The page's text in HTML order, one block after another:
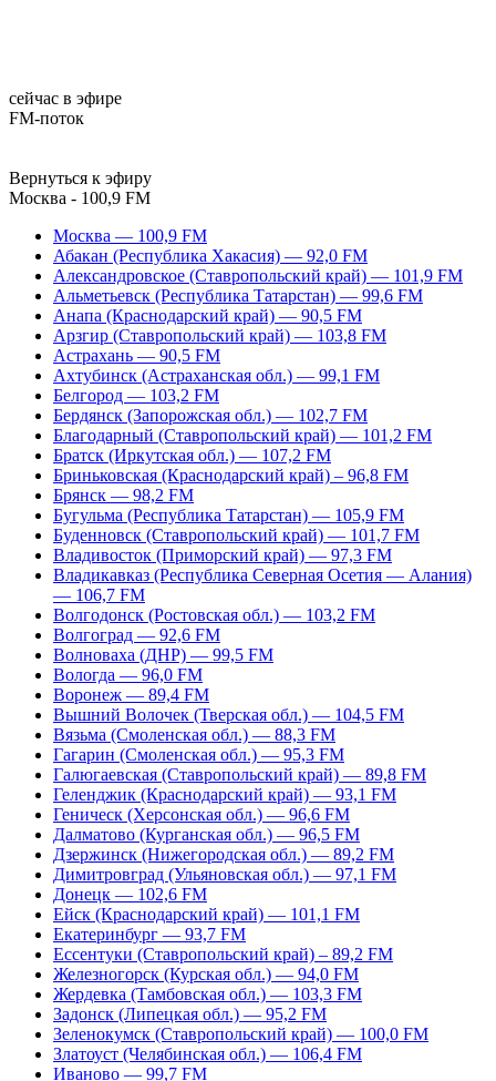
сейчас в эфире
FM-поток
Вернуться к эфиру
Москва - 100,9 FM
Москва — 100,9 FM
Абакан (Республика Хакасия) — 92,0 FM
Александровское (Ставропольский край) — 101,9 FM
Альметьевск (Республика Татарстан) — 99,6 FM
Анапа (Краснодарский край) — 90,5 FM
Арзгир (Ставропольский край) — 103,8 FM
Астрахань — 90,5 FM
Ахтубинск (Астраханская обл.) — 99,1 FM
Белгород — 103,2 FM
Бердянск (Запорожская обл.) — 102,7 FM
Благодарный (Ставропольский край) — 101,2 FM
Братск (Иркутская обл.) — 107,2 FM
Бриньковская (Краснодарский край) – 96,8 FM
Брянск — 98,2 FM
Бугульма (Республика Татарстан) — 105,9 FM
Буденновск (Ставропольский край) — 101,7 FM
Владивосток (Приморский край) — 97,3 FM
Владикавказ (Республика Северная Осетия — Алания)
— 106,7 FM
Волгодонск (Ростовская обл.) — 103,2 FM
Волгоград — 92,6 FM
Волноваха (ДНР) — 99,5 FM
Вологда — 96,0 FM
Воронеж — 89,4 FM
Вышний Волочек (Тверская обл.) — 104,5 FM
Вязьма (Смоленская обл.) — 88,3 FM
Гагарин (Смоленская обл.) — 95,3 FM
Галюгаевская (Ставропольский край) — 89,8 FM
Геленджик (Краснодарский край) — 93,1 FM
Геническ (Херсонская обл.) — 96,6 FM
Далматово (Курганская обл.) — 96,5 FM
Дзержинск (Нижегородская обл.) — 89,2 FM
Димитровград (Ульяновская обл.) — 97,1 FM
Донецк — 102,6 FM
Ейск (Краснодарский край) — 101,1 FM
Екатеринбург — 93,7 FM
Ессентуки (Ставропольский край) – 89,2 FM
Железногорск (Курская обл.) — 94,0 FM
Жердевка (Тамбовская обл.) — 103,3 FM
Задонск (Липецкая обл.) — 95,2 FM
Зеленокумск (Ставропольский край) — 100,0 FM
Златоуст (Челябинская обл.) — 106,4 FM
Иваново — 99,7 FM